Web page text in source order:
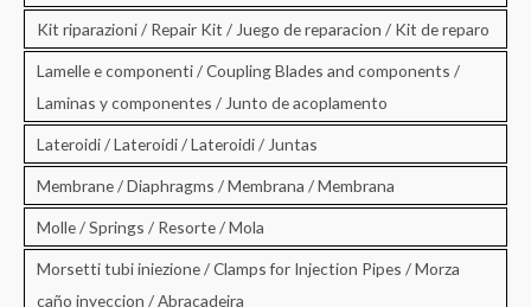
Kit riparazioni / Repair Kit / Juego de reparacion / Kit de reparo
Lamelle e componenti / Coupling Blades and components /
Laminas y componentes / Junto de acoplamento
Lateroidi / Lateroidi / Lateroidi / Juntas
Membrane / Diaphragms / Membrana / Membrana
Molle / Springs / Resorte / Mola
Morsetti tubi iniezione / Clamps for Injection Pipes / Morza
caño inyeccion / Abracadeira